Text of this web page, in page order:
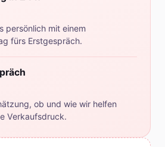
persönlich mit einem
fürs Erstgespräch.
ob und wie wir helfen
Verkaufsdruck.